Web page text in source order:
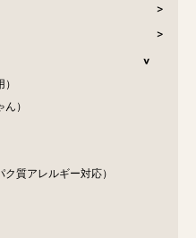
）
質アレルギー対応）